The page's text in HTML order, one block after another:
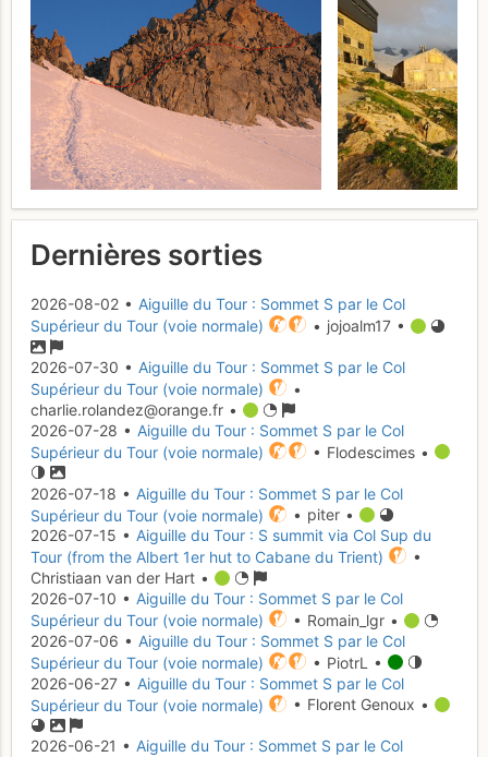
Dernières sorties
2026-08-02 • Aiguille du Tour : Sommet S par le Col
Supérieur du Tour (voie normale)
• jojoalm17 •
2026-07-30 • Aiguille du Tour : Sommet S par le Col
Supérieur du Tour (voie normale)
•
charlie.rolandez@orange.fr •
2026-07-28 • Aiguille du Tour : Sommet S par le Col
Supérieur du Tour (voie normale)
• Flodescimes •
2026-07-18 • Aiguille du Tour : Sommet S par le Col
Supérieur du Tour (voie normale)
• piter •
2026-07-15 • Aiguille du Tour : S summit via Col Sup du
Tour (from the Albert 1er hut to Cabane du Trient)
•
Christiaan van der Hart •
2026-07-10 • Aiguille du Tour : Sommet S par le Col
Supérieur du Tour (voie normale)
• Romain_lgr •
2026-07-06 • Aiguille du Tour : Sommet S par le Col
Supérieur du Tour (voie normale)
• PiotrL •
2026-06-27 • Aiguille du Tour : Sommet S par le Col
Supérieur du Tour (voie normale)
• Florent Genoux •
2026-06-21 • Aiguille du Tour : Sommet S par le Col